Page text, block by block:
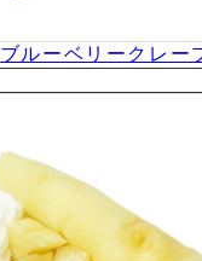
ブルーベリークレー